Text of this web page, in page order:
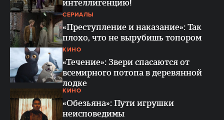
интеллигенцию!
СЕРИАЛЫ
«Преступление и наказание»: Так
плохо, что не вырубишь топором
КИНО
«Течение»: Звери спасаются от
всемирного потопа в деревянной
лодке
КИНО
«Обезьяна»: Пути игрушки
неисповедимы